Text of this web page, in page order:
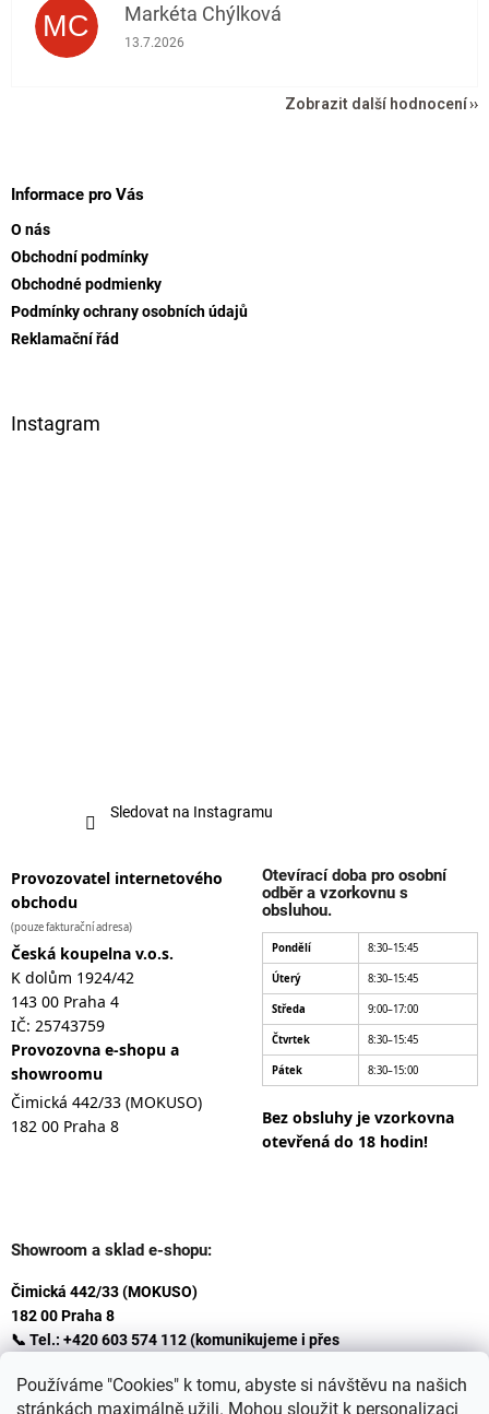
Používáme "Cookies" k tomu, abyste si návštěvu na našich
stránkách maximálně užili. Mohou sloužit k personalizaci
MC Markéta Chýlková
Hodnocení obchodu je 5 z 5 hvězdiček.
13.7.2026
Zobrazit další hodnocení
Informace pro Vás
O nás
Obchodní podmínky
Obchodné podmienky
Podmínky ochrany osobních údajů
Reklamační řád
Instagram
Sledovat na Instagramu
Provozovatel internetového
obchodu
(pouze fakturační adresa)
Česká koupelna v.o.s.
K dolům 1924/42
143 00 Praha 4
IČ: 25743759
Provozovna e-shopu a
showroomu
Čimická 442/33 (MOKUSO)
182 00 Praha 8
Otevírací doba pro osobní
odběr a vzorkovnu s
obsluhou.
Pondělí 8:30–15:45
Úterý 8:30–15:45
Středa 9:00–17:00
Čtvrtek 8:30–15:45
Pátek 8:30–15:00
Bez obsluhy je vzorkovna
otevřená do 18 hodin!
Showroom a sklad e-shopu:
Čimická 442/33 (MOKUSO)
182 00 Praha 8
📞 Tel.: +420 603 574 112 (komunikujeme i přes